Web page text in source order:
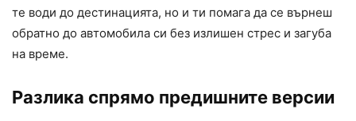
те води до дестинацията, но и ти помага да се върнеш
обратно до автомобила си без излишен стрес и загуба
на време.
Разлика спрямо предишните версии